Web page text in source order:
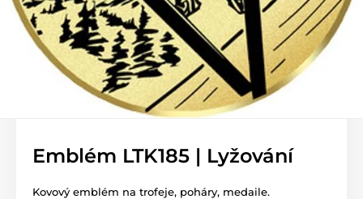
Emblém LTK185 | Lyžování
Kovový emblém na trofeje, poháry, medaile.